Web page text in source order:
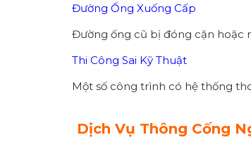
Đường Ống Xuống Cấp
Đường ống cũ bị đóng cặn hoặc
Thi Công Sai Kỹ Thuật
Một số công trình có hệ thống
Dịch Vụ Thông Cống